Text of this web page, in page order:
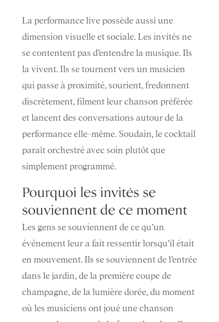
La performance live possède aussi une
dimension visuelle et sociale. Les invités ne
se contentent pas d’entendre la musique. Ils
la vivent. Ils se tournent vers un musicien
qui passe à proximité, sourient, fredonnent
discrètement, filment leur chanson préférée
et lancent des conversations autour de la
performance elle-même. Soudain, le cocktail
paraît orchestré avec soin plutôt que
simplement programmé.
Pourquoi les invités se
souviennent de ce moment
Les gens se souviennent de ce qu’un
événement leur a fait ressentir lorsqu’il était
en mouvement. Ils se souviennent de l’entrée
dans le jardin, de la première coupe de
champagne, de la lumière dorée, du moment
où les musiciens ont joué une chanson